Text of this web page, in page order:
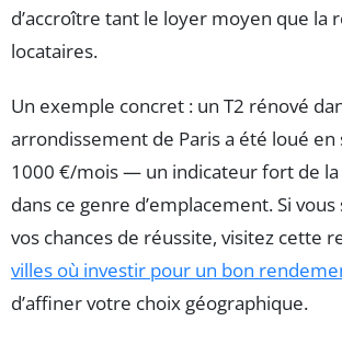
d’accroître tant le loyer moyen que la
locataires.
Un exemple concret : un T2 rénové
arrondissement de Paris a été loué
1000 €/mois — un indicateur fort de
dans ce genre d’emplacement. Si
vos chances de réussite, visitez cette
villes où investir pour un bon
d’affiner votre choix géographique.